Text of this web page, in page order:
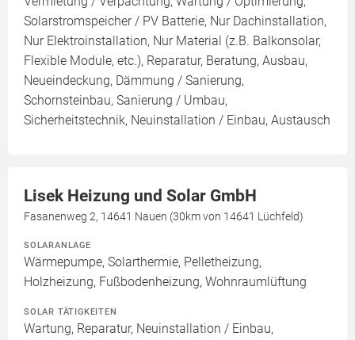
Solarstromspeicher / PV Batterie, Nur Dachinstallation,
Nur Elektroinstallation, Nur Material (z.B. Balkonsolar,
Flexible Module, etc.), Reparatur, Beratung, Ausbau,
Neueindeckung, Dämmung / Sanierung,
Schornsteinbau, Sanierung / Umbau,
Sicherheitstechnik, Neuinstallation / Einbau, Austausch
Lisek Heizung und Solar GmbH
Fasanenweg 2, 14641 Nauen (30km von 14641 Lüchfeld)
SOLARANLAGE
Wärmepumpe, Solarthermie, Pelletheizung,
Holzheizung, Fußbodenheizung, Wohnraumlüftung
SOLAR TÄTIGKEITEN
Wartung, Reparatur, Neuinstallation / Einbau,